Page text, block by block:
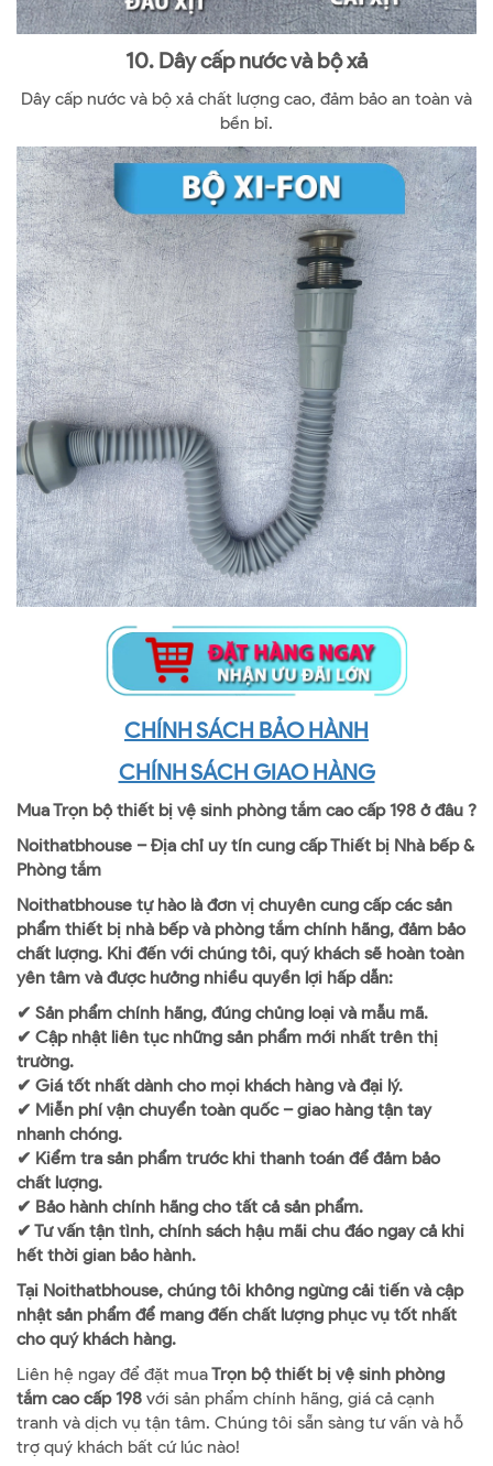
10. Dây cấp nước và bộ xả
Dây cấp nước và bộ xả chất lượng cao, đảm bảo an toàn và
bền bỉ.
CHÍNH SÁCH BẢO HÀNH
CHÍNH SÁCH GIAO HÀNG
Mua Trọn bộ thiết bị vệ sinh phòng tắm cao cấp 198 ở đâu ?
Noithatbhouse – Địa chỉ uy tín cung cấp Thiết bị Nhà bếp &
Phòng tắm
Noithatbhouse tự hào là đơn vị chuyên cung cấp các sản
phẩm thiết bị nhà bếp và phòng tắm chính hãng, đảm bảo
chất lượng. Khi đến với chúng tôi, quý khách sẽ hoàn toàn
yên tâm và được hưởng nhiều quyền lợi hấp dẫn:
✔ Sản phẩm chính hãng, đúng chủng loại và mẫu mã.
✔ Cập nhật liên tục những sản phẩm mới nhất trên thị
trường.
✔ Giá tốt nhất dành cho mọi khách hàng và đại lý.
✔ Miễn phí vận chuyển toàn quốc – giao hàng tận tay
nhanh chóng.
✔ Kiểm tra sản phẩm trước khi thanh toán để đảm bảo
chất lượng.
✔ Bảo hành chính hãng cho tất cả sản phẩm.
✔ Tư vấn tận tình, chính sách hậu mãi chu đáo ngay cả khi
hết thời gian bảo hành.
Tại Noithatbhouse, chúng tôi không ngừng cải tiến và cập
nhật sản phẩm để mang đến chất lượng phục vụ tốt nhất
cho quý khách hàng.
Liên hệ ngay để đặt muaTrọn bộ thiết bị vệ sinh phòng
tắm cao cấp 198 với sản phẩm chính hãng, giá cả cạnh
tranh và dịch vụ tận tâm. Chúng tôi sẵn sàng tư vấn và hỗ
trợ quý khách bất cứ lúc nào!